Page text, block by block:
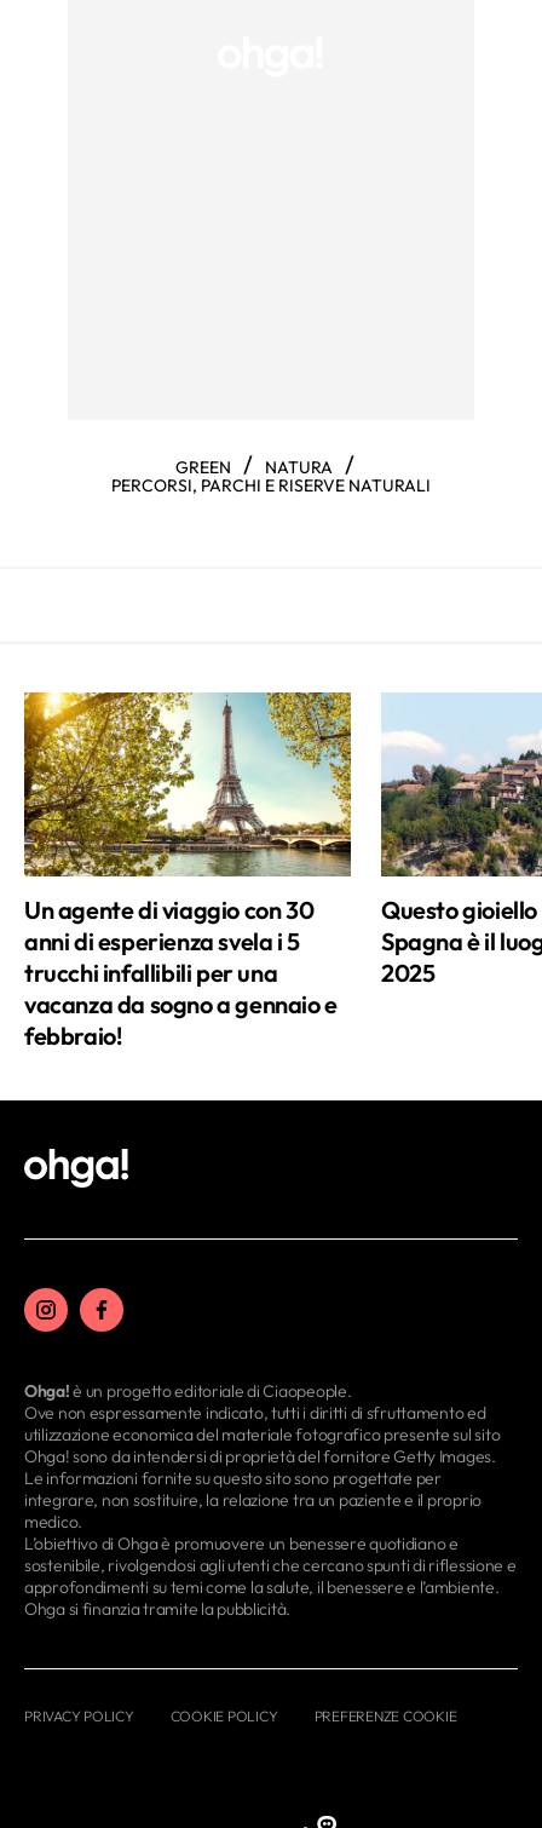
GREEN / NATURA /
PERCORSI, PARCHI E RISERVE NATURALI
Un agente di viaggio con 30
anni di esperienza svela i 5
trucchi infallibili per una
vacanza da sogno a gennaio e
febbraio!
Questo
Spagna è il
2025
Ohga!è un progetto editoriale di Ciaopeople.
Ove non espressamente indicato, tutti i diritti di sfruttamento ed
utilizzazione economica del materiale fotografico presente sul sito
Ohga! sono da intendersi di proprietà del fornitore Getty Images.
Le informazioni fornite su questo sito sono progettate per
integrare, non sostituire, la relazione tra un paziente e il proprio
medico.
L’obiettivo di Ohga è promuovere un benessere quotidiano e
sostenibile, rivolgendosi agli utenti che cercano spunti di riflessione e
approfondimenti su temi come la salute, il benessere e l’ambiente.
Ohga si finanzia tramite la pubblicità.
PRIVACY POLICY COOKIE POLICY PREFERENZE COOKIE